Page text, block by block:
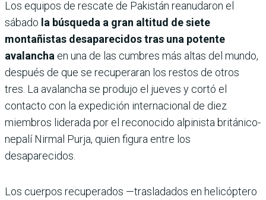
Los equipos de rescate de Pakistán reanudaron el
sábado la búsqueda a gran altitud de siete
montañistas desaparecidos tras una potente
avalancha en una de las cumbres más altas del mundo,
después de que se recuperaran los restos de otros
tres. La avalancha se produjo el jueves y cortó el
contacto con la expedición internacional de diez
miembros liderada por el reconocido alpinista británico-
nepalí Nirmal Purja, quien figura entre los
desaparecidos.
Los cuerpos recuperados —trasladados en helicóptero